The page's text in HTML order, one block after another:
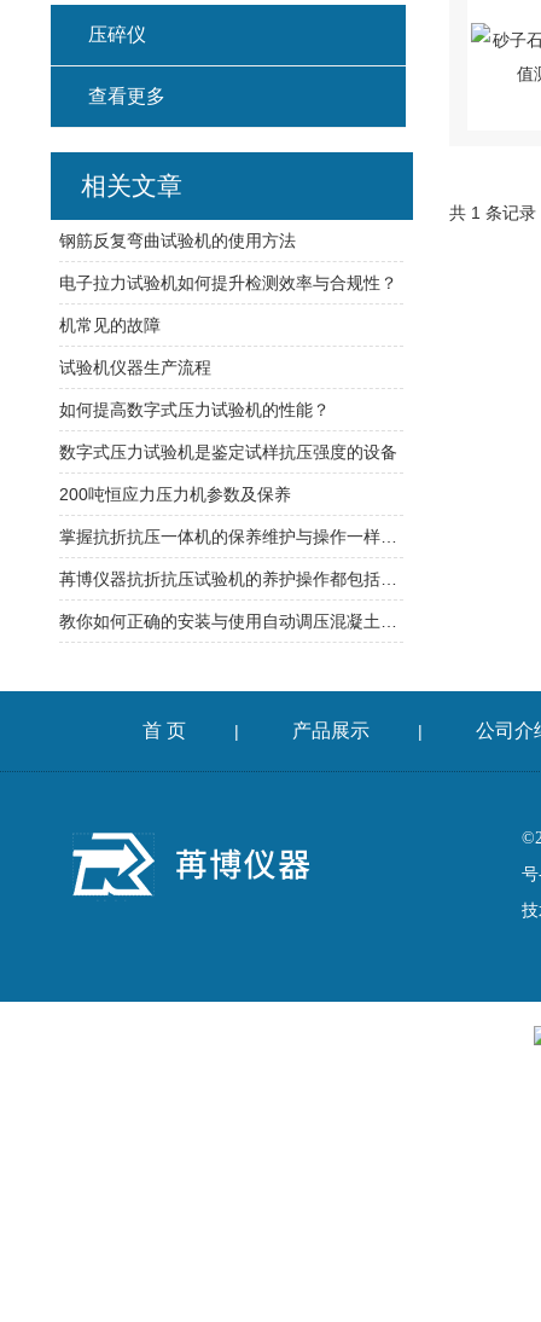
共 1 条记
压碎仪
查看更多
相关文章
钢筋反复弯曲试验机的使用方法
电子拉力试验机如何提升检测效率与合规性？
机常见的故障
试验机仪器生产流程
如何提高数字式压力试验机的性能？
数字式压力试验机是鉴定试样抗压强度的设备
200吨恒应力压力机参数及保养
首 页 | 产品展示 | 公司介
号